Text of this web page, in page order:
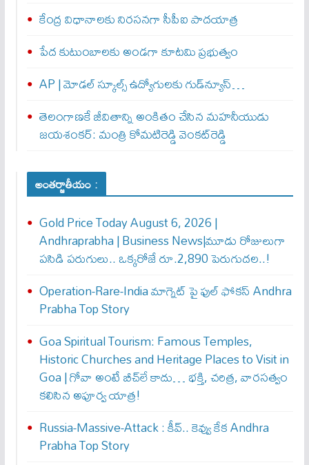
కేంద్ర విధానాలకు నిరసనగా సీపీఐ పాదయాత్ర
పేద కుటుంబాలకు అండగా కూటమి ప్రభుత్వం
AP | మోడల్ స్కూల్స్ ఉద్యోగులకు గుడ్‌న్యూస్…
తెలంగాణకే జీవితాన్ని అంకితం చేసిన మహనీయుడు
జయశంకర్: మంత్రి కోమటిరెడ్డి వెంకట్‌రెడ్డి
అంతర్జాతీయం :
Gold Price Today August 6, 2026 |
Andhraprabha | Business News|మూడు రోజులుగా
పసిడి పరుగులు.. ఒక్కరోజే రూ.2,890 పెరుగుద‌ల‌..!
Operation-Rare-India మాగ్నెట్ పై ఫుల్ ఫోక‌స్ Andhra
Prabha Top Story
Goa Spiritual Tourism: Famous Temples,
Historic Churches and Heritage Places to Visit in
Goa | గోవా అంటే బీచ్‌లే కాదు… భక్తి, చరిత్ర, వారసత్వం
కలిసిన అపూర్వ యాత్ర!
Russia-Massive-Attack : కీవ్‌.. కెవ్వు కేక‌ Andhra
Prabha Top Story